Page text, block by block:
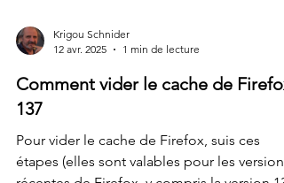
Krigou Schnider